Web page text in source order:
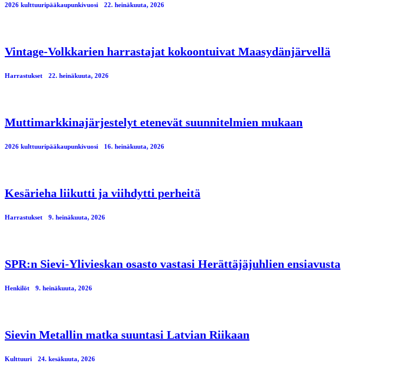
2026 kulttuuripääkaupunkivuosi 22. heinäkuuta, 2026
Vintage-Volkkarien harrastajat kokoontuivat Maasydänjärvellä
Harrastukset 22. heinäkuuta, 2026
Muttimarkkinajärjestelyt etenevät suunnitelmien mukaan
2026 kulttuuripääkaupunkivuosi 16. heinäkuuta, 2026
Kesärieha liikutti ja viihdytti perheitä
Harrastukset 9. heinäkuuta, 2026
SPR:n Sievi-Ylivieskan osasto vastasi Herättäjäjuhlien ensiavusta
Henkilöt 9. heinäkuuta, 2026
Sievin Metallin matka suuntasi Latvian Riikaan
Kulttuuri 24. kesäkuuta, 2026